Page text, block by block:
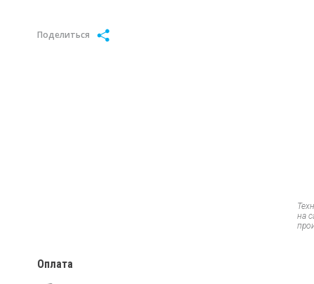
Поделиться
на
Оплата